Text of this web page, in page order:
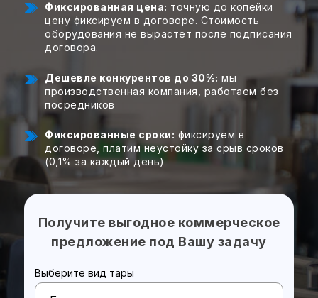
Производим с 2016 года надежное
этикетировочное оборудование
для тары любой формы и размера
ofis@praktikm.ru
Звоните,
+7 (499) 403-12-75
ОБРАТНЫЙ ЗВОНОК
ПОЛУЧИТЬ
КОНСУЛЬТАЦИЮ
Фиксированные сроки: фиксируем в
договоре, платим неустойку за срыв сроков
(0,1% за каждый день)
Дешевле конкурентов до 30%: мы
производственная компания, работаем без
посредников
Фиксированная цена: точную до копейки
цену фиксируем в договоре. Стоимость
оборудования не вырастет после подписания
договора.
Получите выгодное коммерческое
предложение под Вашу задачу
Выберите вид тары